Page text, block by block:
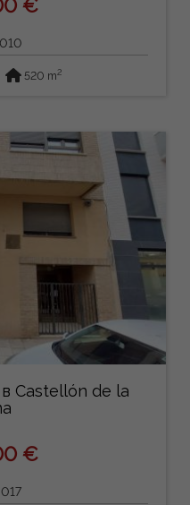
€
520 m2
Castellón de la
€